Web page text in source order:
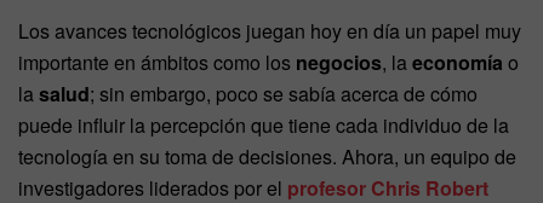
Los avances tecnológicos juegan hoy en día un papel muy
importante en ámbitos como los negocios, laeconomía o
lasalud; sin embargo, poco se sabía acerca de cómo
puede influir la percepción que tiene cada individuo de la
tecnología en su toma de decisiones. Ahora, un equipo de
investigadores liderados por el profesor Chris Robert